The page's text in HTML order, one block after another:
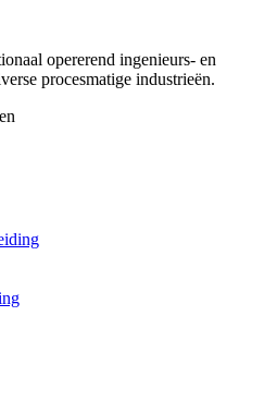
opererend ingenieurs- en
procesmatige industrieën.